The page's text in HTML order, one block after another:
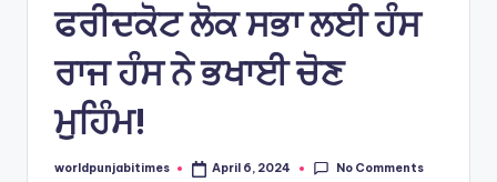
ਫਰੀਦਕੋਟ ਲੋਕ ਸਭਾ ਲਈ ਹੰਸ
ਰਾਜ ਹੰਸ ਨੇ ਭਖਾਈ ਚੋਣ
ਮੁਹਿੰਮ!
Posted
worldpunjabitimes April 6, 2024 No Comments